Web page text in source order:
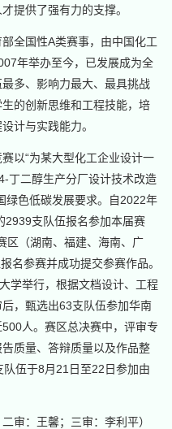
提供了强有力的支撑。
全国性A类赛事，由中国化工
年举办至今，已发展成为全
多、影响力最大、最具挑战
的创新思维和工程技能，培
计与实践能力。
以“为某大型化工企业设计一
丁二醇生产分厂设计技术改造
绿色低碳发展要求。自2022年
2939支队伍报名参加本届赛
区（湖南、福建、海南、广
名参赛并成功提交参赛作品。
学举行，根据文档设计、工程
，甄选出63支队伍参加华南
人。赛区总决赛中，评审专
质量、答辩质量以及作品整
伍于8月21日至22日参加由
审：王馨；三审：李利平）